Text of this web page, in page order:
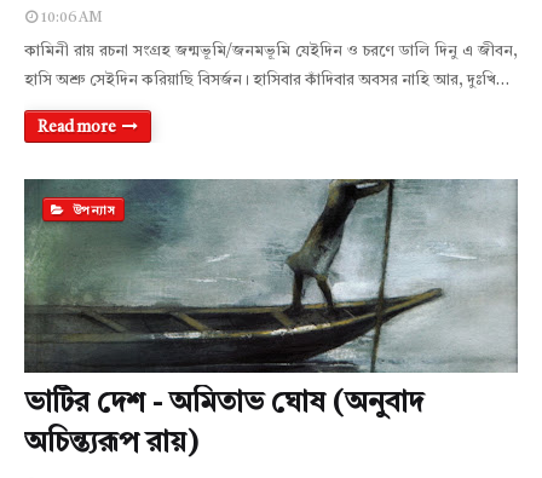
10:06 AM
কামিনী রায় রচনা সংগ্রহ জন্মভূমি/জনমভূমি যেইদিন ও চরণে ডালি দিনু এ জীবন,
হাসি অশ্রু সেইদিন করিয়াছি বিসর্জন। হাসিবার কাঁদিবার অবসর নাহি আর, দুঃখি…
Read more
উপন্যাস
ভাটির দেশ - অমিতাভ ঘোষ (অনুবাদ
অচিন্ত্যরূপ রায়)